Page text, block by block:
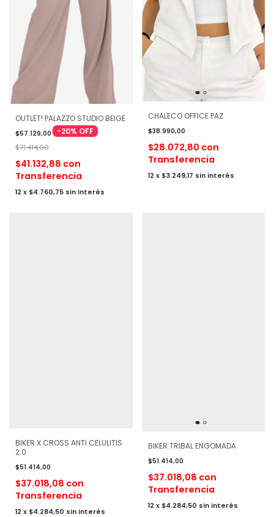
OUTLET! PALAZZO STUDIO BEIGE
$57.129,00 -20% OFF
$71.414,00
$41.132,88 con
Transferencia
12 x $4.760,75 sin interés
CHALECO OFFICE PAZ
$38.990,00
$28.072,80 con
Transferencia
12 x $3.249,17 sin interés
BIKER X CROSS ANTI CELULITIS
2.0
$51.414,00
$37.018,08 con
Transferencia
12 x $4.284,50 sin interés
BIKER TRIBAL ENGOMADA
$51.414,00
$37.018,08 con
Transferencia
12 x $4.284,50 sin interés